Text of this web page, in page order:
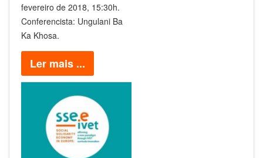
fevereiro de 2018, 15:30h.
Conferencista: Ungulani Ba
Ka Khosa.
Ler mais ...